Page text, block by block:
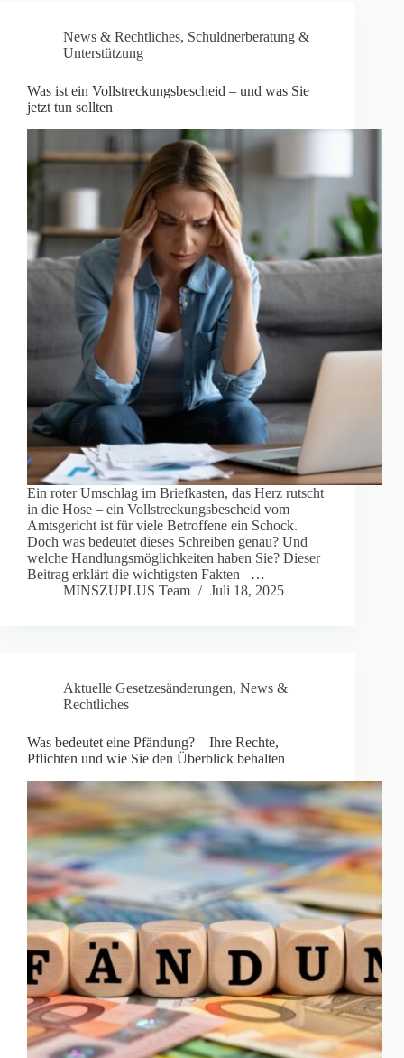
News & Rechtliches, Schuldnerberatung &
Unterstützung
Was ist ein Vollstreckungsbescheid – und was Sie
jetzt tun sollten
Ein roter Umschlag im Briefkasten, das Herz rutscht
in die Hose – ein Vollstreckungsbescheid vom
Amtsgericht ist für viele Betroffene ein Schock.
Doch was bedeutet dieses Schreiben genau? Und
welche Handlungsmöglichkeiten haben Sie? Dieser
Beitrag erklärt die wichtigsten Fakten –…
MINSZUPLUS Team
Juli 18, 2025
Aktuelle Gesetzesänderungen, News &
Rechtliches
Was bedeutet eine Pfändung? – Ihre Rechte,
Pflichten und wie Sie den Überblick behalten